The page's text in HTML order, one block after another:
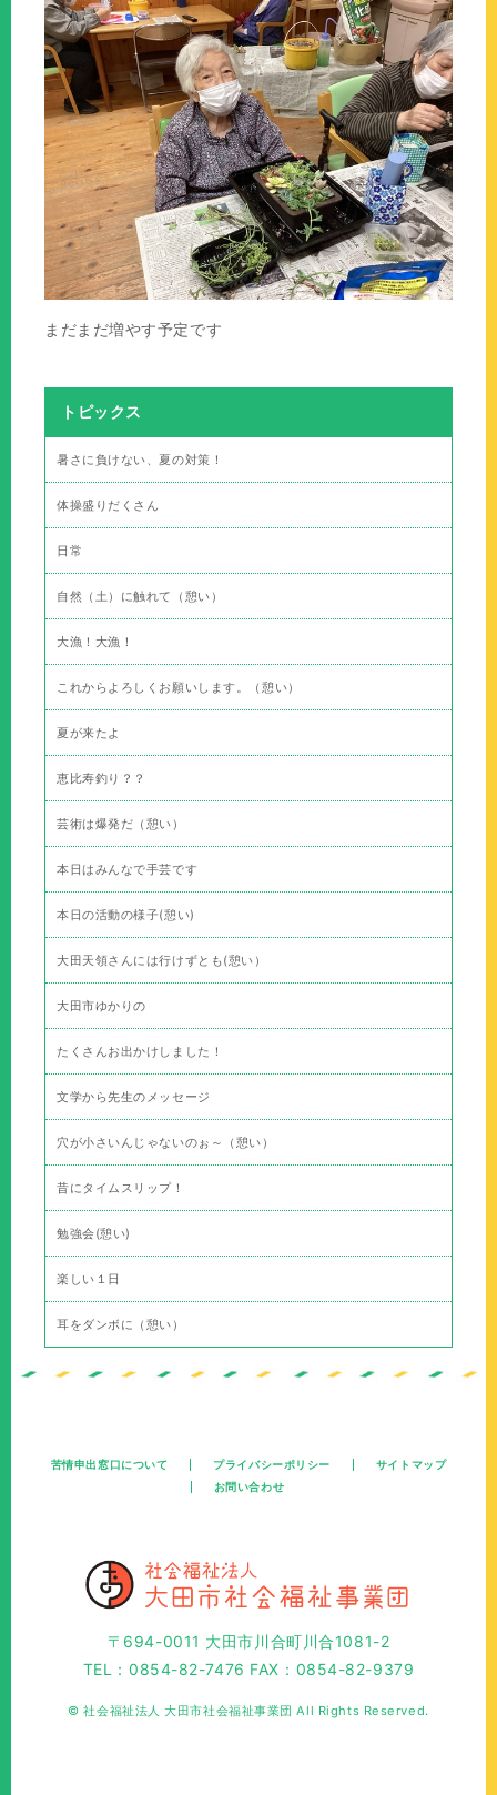
まだまだ増やす予定です
トピックス
暑さに負けない、夏の対策！
体操盛りだくさん
日常
自然（土）に触れて（憩い）
大漁！大漁！
これからよろしくお願いします。（憩い）
夏が来たよ
恵比寿釣り？？
芸術は爆発だ（憩い）
本日はみんなで手芸です
本日の活動の様子(憩い)
大田天領さんには行けずとも(憩い）
大田市ゆかりの
たくさんお出かけしました！
文学から先生のメッセージ
穴が小さいんじゃないのぉ～（憩い）
昔にタイムスリップ！
勉強会(憩い)
楽しい１日
耳をダンボに（憩い）
苦情申出窓口について プライバシーポリシー
サイトマップ
お問い合わせ
〒694-0011 大田市川合町川合1081-2
TEL：0854-82-7476 FAX：0854-82-9379
© 社会福祉法人 大田市社会福祉事業団 All Rights Reserved.